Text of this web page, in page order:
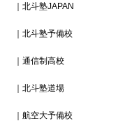
｜北斗塾JAPAN
｜北斗塾予備校
｜通信制高校
｜北斗塾道場
｜航空大予備校